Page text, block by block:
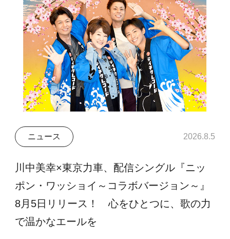
ニュース 2026.8.5
川中美幸×東京力車、配信シングル『ニッ
ポン・ワッショイ～コラボバージョン～』
8月5日リリース！ 心をひとつに、歌の力
で温かなエールを